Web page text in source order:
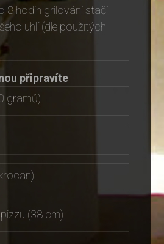
8 hodin grilování stačí
uhlí (dle použitých
připravíte
gramů)
(38 cm)